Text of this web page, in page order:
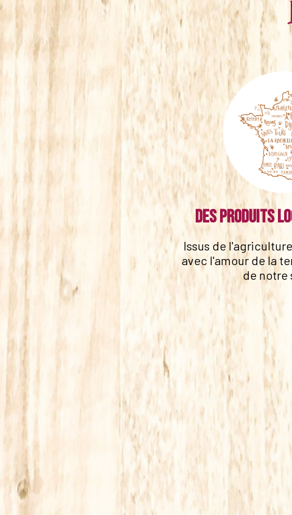
Des produits
Issus de
avec l'amour de la
de notre